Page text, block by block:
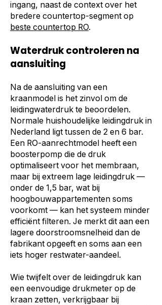
ingang, naast de context over het
bredere countertop-segment op
beste countertop RO.
Waterdruk controleren na
aansluiting
Na de aansluiting van een
kraanmodel is het zinvol om de
leidingwaterdruk te beoordelen.
Normale huishoudelijke leidingdruk in
Nederland ligt tussen de 2 en 6 bar.
Een RO-aanrechtmodel heeft een
boosterpomp die de druk
optimaliseert voor het membraan,
maar bij extreem lage leidingdruk —
onder de 1,5 bar, wat bij
hoogbouwappartementen soms
voorkomt — kan het systeem minder
efficiënt filteren. Je merkt dit aan een
lagere doorstroomsnelheid dan de
fabrikant opgeeft en soms aan een
iets hoger restwater-aandeel.
Wie twijfelt over de leidingdruk kan
een eenvoudige drukmeter op de
kraan zetten, verkrijgbaar bij